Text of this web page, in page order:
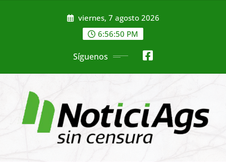
viernes, 7 agosto 2026
6:56:52 PM
Síguenos